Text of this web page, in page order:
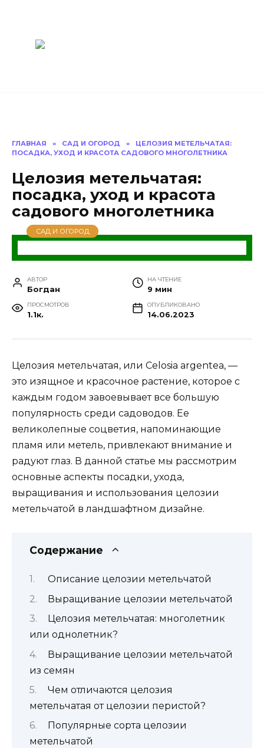
ГЛАВНАЯ » САД И ОГОРОД »
ЦЕЛОЗИЯ МЕТЕЛЬЧАТАЯ:
ПОСАДКА, УХОД И КРАСОТА САДОВОГО МНОГОЛЕТНИКА
Целозия метельчатая:
посадка, уход и красота
садового многолетника
САД И ОГОРОД
АВТОР
Богдан
НА ЧТЕНИЕ
9 мин
ПРОСМОТРОВ
1.1к.
ОПУБЛИКОВАНО
14.06.2023
Целозия метельчатая, или Celosia argentea, —
это изящное и красочное растение, которое с
каждым годом завоевывает все большую
популярность среди садоводов. Ее
великолепные соцветия, напоминающие
пламя или метель, привлекают внимание и
радуют глаз. В данной статье мы рассмотрим
основные аспекты посадки, ухода,
выращивания и использования целозии
метельчатой в ландшафтном дизайне.
Содержание
Описание целозии метельчатой
Выращивание целозии метельчатой
Целозия метельчатая: многолетник
или однолетник?
Выращивание целозии метельчатой
из семян
Чем отличаются целозия
метельчатая от целозии перистой?
Популярные сорта целозии
метельчатой